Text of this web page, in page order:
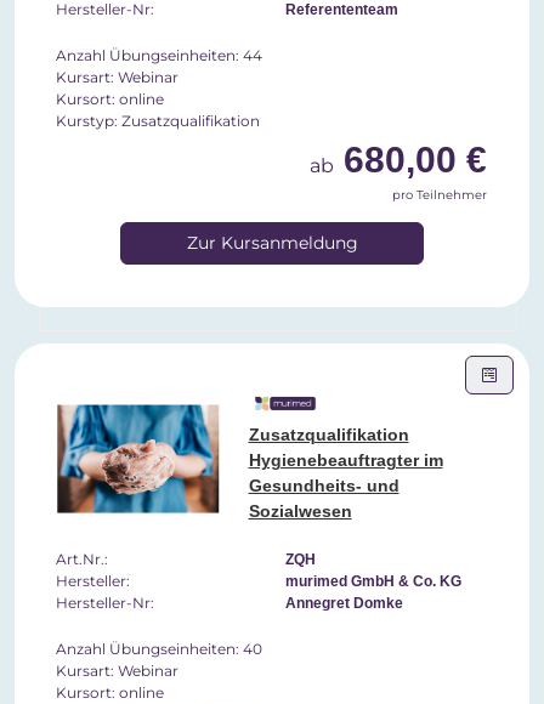
Hersteller-Nr: Referententeam
Anzahl Übungseinheiten: 44
Kursart: Webinar
Kursort: online
Kurstyp: Zusatzqualifikation
ab 680,00 €
pro Teilnehmer
Zur Kursanmeldung
Zusatzqualifikation
Hygienebeauftragter im
Gesundheits- und
Sozialwesen
Art.Nr.: ZQH
Hersteller: murimed GmbH & Co. KG
Hersteller-Nr: Annegret Domke
Anzahl Übungseinheiten: 40
Kursart: Webinar
Kursort: online